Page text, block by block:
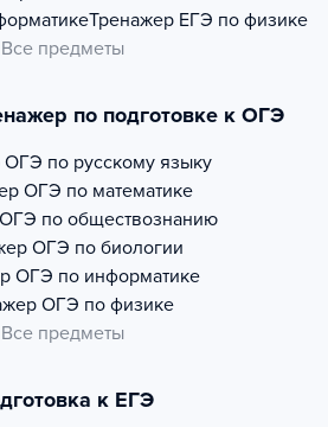
Тренажер ЕГЭ по физике
Все предметы
по подготовке к ОГЭ
ОГЭ по русскому языку
ОГЭ по математике
ОГЭ по обществознанию
ОГЭ по биологии
ОГЭ по информатике
ОГЭ по физике
Все предметы
к ЕГЭ